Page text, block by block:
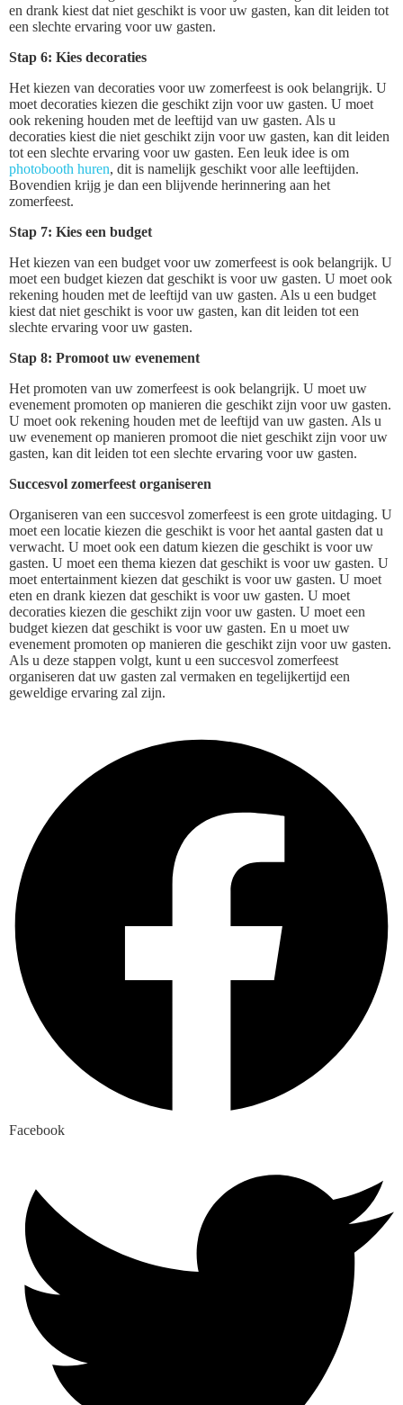
en drank kiest dat niet geschikt is voor uw gasten, kan dit leiden tot
een slechte ervaring voor uw gasten.
Stap 6: Kies decoraties
Het kiezen van decoraties voor uw zomerfeest is ook belangrijk. U
moet decoraties kiezen die geschikt zijn voor uw gasten. U moet
ook rekening houden met de leeftijd van uw gasten. Als u
decoraties kiest die niet geschikt zijn voor uw gasten, kan dit leiden
tot een slechte ervaring voor uw gasten. Een leuk idee is om
photobooth huren, dit is namelijk geschikt voor alle leeftijden.
Bovendien krijg je dan een blijvende herinnering aan het
zomerfeest.
Stap 7: Kies een budget
Het kiezen van een budget voor uw zomerfeest is ook belangrijk. U
moet een budget kiezen dat geschikt is voor uw gasten. U moet ook
rekening houden met de leeftijd van uw gasten. Als u een budget
kiest dat niet geschikt is voor uw gasten, kan dit leiden tot een
slechte ervaring voor uw gasten.
Stap 8: Promoot uw evenement
Het promoten van uw zomerfeest is ook belangrijk. U moet uw
evenement promoten op manieren die geschikt zijn voor uw gasten.
U moet ook rekening houden met de leeftijd van uw gasten. Als u
uw evenement op manieren promoot die niet geschikt zijn voor uw
gasten, kan dit leiden tot een slechte ervaring voor uw gasten.
Succesvol zomerfeest organiseren
Organiseren van een succesvol zomerfeest is een grote uitdaging. U
moet een locatie kiezen die geschikt is voor het aantal gasten dat u
verwacht. U moet ook een datum kiezen die geschikt is voor uw
gasten. U moet een thema kiezen dat geschikt is voor uw gasten. U
moet entertainment kiezen dat geschikt is voor uw gasten. U moet
eten en drank kiezen dat geschikt is voor uw gasten. U moet
decoraties kiezen die geschikt zijn voor uw gasten. U moet een
budget kiezen dat geschikt is voor uw gasten. En u moet uw
evenement promoten op manieren die geschikt zijn voor uw gasten.
Als u deze stappen volgt, kunt u een succesvol zomerfeest
organiseren dat uw gasten zal vermaken en tegelijkertijd een
geweldige ervaring zal zijn.
Facebook